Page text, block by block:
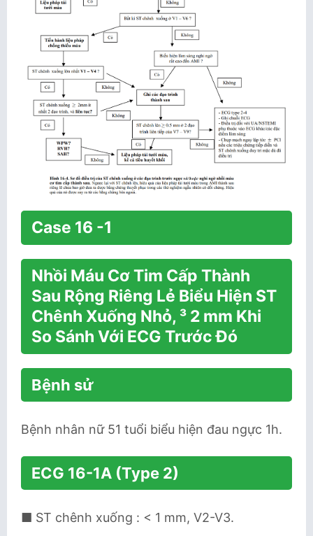
Case 16 -1
Nhồi Máu Cơ Tim Cấp Thành
Sau Rộng Riêng Lẻ Biểu Hiện ST
Chênh Xuống Nhỏ, ³ 2 mm Khi
So Sánh Với ECG Trước Đó
Bệnh sử
Bệnh nhân nữ 51 tuổi biểu hiện đau ngực 1h.
ECG 16-1A (Type 2)
■ ST chênh xuống : < 1 mm, V2-V3.